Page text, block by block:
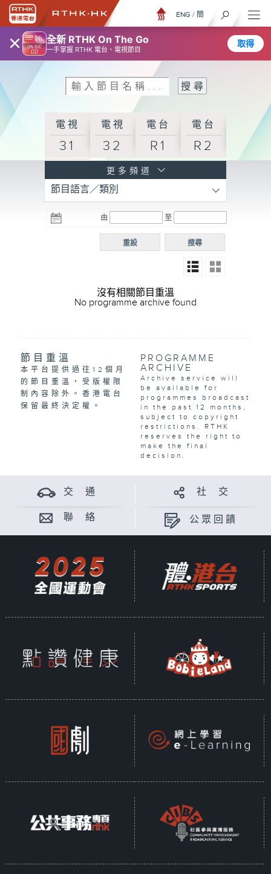
× 全新 RTHK On The Go
一手掌握 RTHK 電台、電視節目
取得
ENG / 簡
電視
31
電視
32
電台
R1
電台
R2
R3
電台 電台
R5
電台
普通
更多頻道
節目語言／類別
由 至
搜尋
重設
沒有相關節目重溫
No programme archive found
節目重溫
本平台提供過往12個月
的節目重溫，受版權限
制內容除外。香港電台
保留最終決定權。
PROGRAMME
ARCHIVE
Archive service will
be available for
programmes broadcast
in the past 12 months,
subject to copyright
restrictions. RTHK
reserves the right to
make the final
decision.
交 通 社 交
聯 絡 公眾回饋